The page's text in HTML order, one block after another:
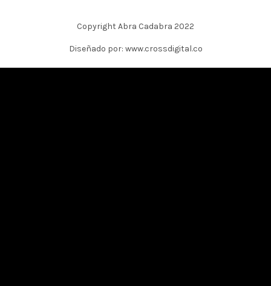
Copyright Abra Cadabra 2022
Diseñado por: www.crossdigital.co